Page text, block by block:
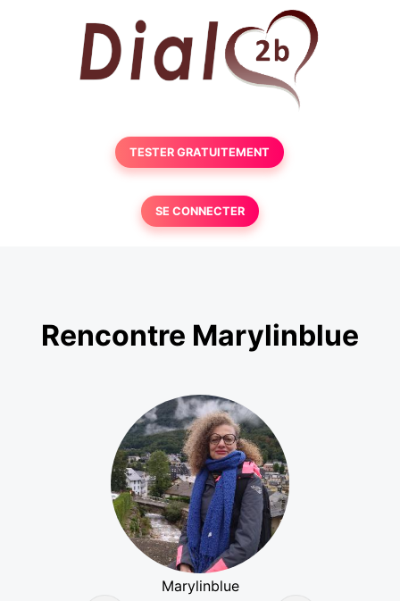
TESTER GRATUITEMENT
SE CONNECTER
Rencontre Marylinblue
Marylinblue